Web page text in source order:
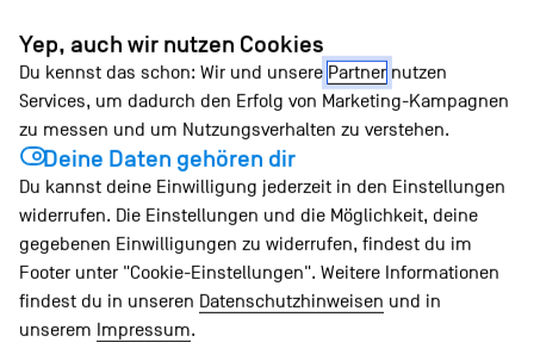
Zum
Inhalt
springen
Yep, auch wir nutzen Cookies
Du kennst das schon: Wir und unsere Partner nutzen
Services, um dadurch den Erfolg von Marketing-Kampagnen
zu messen und um Nutzungsverhalten zu verstehen.
Deine Daten gehören dir
Du kannst deine Einwilligung jederzeit in den Einstellungen
widerrufen. Die Einstellungen und die Möglichkeit, deine
gegebenen Einwilligungen zu widerrufen, findest du im
Footer unter "Cookie-Einstellungen". Weitere Informationen
findest du in unseren Datenschutzhinweisen und in
unserem Impressum.